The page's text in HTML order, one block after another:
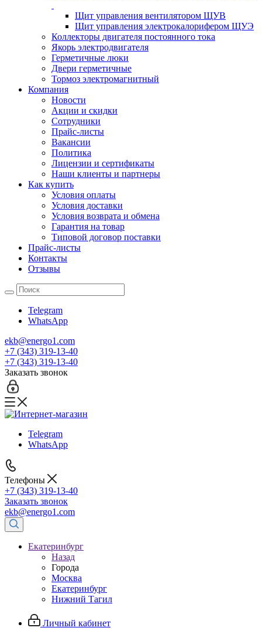
Щит управления вентилятором ЩУВ
Щит управления электрокалорифером ЩУЭ
Коллекторы двигателя постоянного тока
Якорь электродвигателя
Герметичные люки
Двери герметичные
Тормоз электромагнитный
Компания
Новости
Акции и скидки
Сотрудники
Прайс-листы
Вакансии
Политика
Лицензии и сертификаты
Наши клиенты и партнеры
Как купить
Условия оплаты
Условия доставки
Условия возврата и обмена
Гарантия на товар
Типовой договор поставки
Прайс-листы
Контакты
Отзывы
Telegram
WhatsApp
ekb@energo1.com
+7 (343) 319-13-40
+7 (343) 319-13-40
Заказать звонок
Telegram
WhatsApp
Телефоны
+7 (343) 319-13-40
Заказать звонок
ekb@energo1.com
Екатеринбург
Назад
Города
Москва
Екатеринбург
Нижний Тагил
Личный кабинет